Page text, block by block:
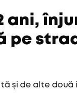
ani,
pe
și de alte două